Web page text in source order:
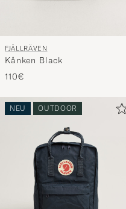
FJÄLLRÄVEN
Kånken Black
110€
NEU OUTDOOR